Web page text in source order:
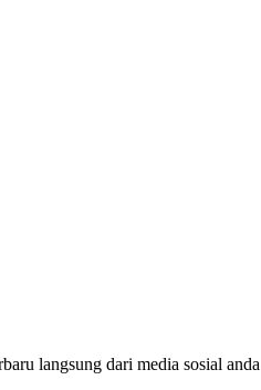
langsung dari media sosial anda